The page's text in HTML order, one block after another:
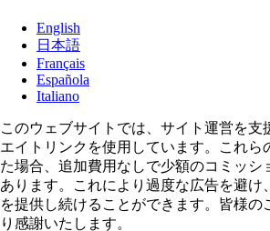
English
日本語
Français
Española
Italiano
このウェブサイトでは、サイト運営を支
エイトリンクを使用しています。これら
た場合、追加費用なしで少額のコミッシ
あります。これにより過度な広告を避け
を提供し続けることができます。皆様の
り感謝いたします。